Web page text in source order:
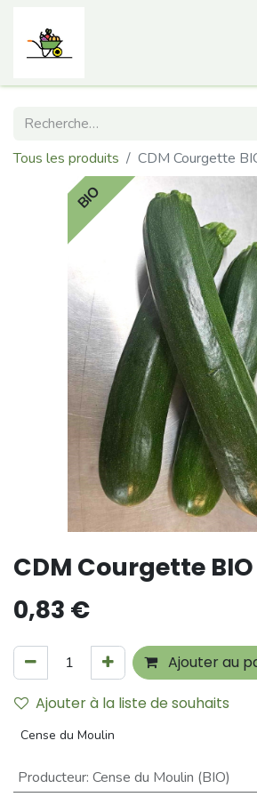
Tous les produits CDM Courgette
BIO
CDM Courgette
0,83 €
Ajouter au
Ajouter à la liste de souhaits
Cense du Moulin
Producteur: Cense du Moulin (BIO)